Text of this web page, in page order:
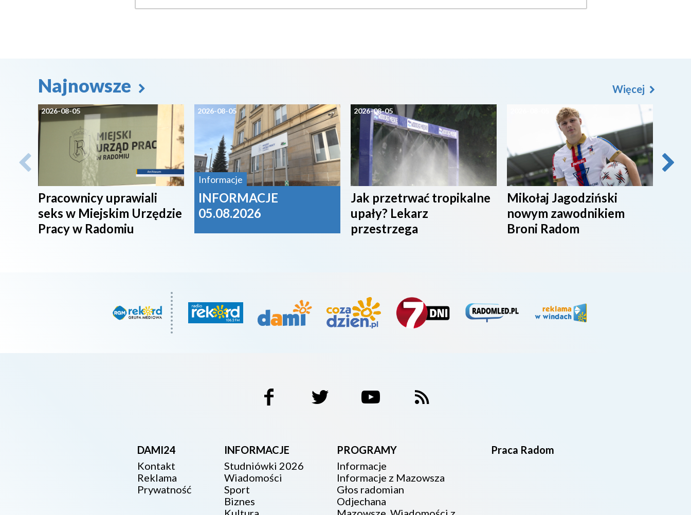
Najnowsze
2026-08-05
Pracownicy uprawiali
seks w Miejskim Urzędzie
Pracy w Radomiu
2026-08-05
Informacje
INFORMACJE
05.08.2026
2026-08-05
Jak przetrwać tropikalne
upały? Lekarz
przestrzega
Mikołaj Jagodziński
nowym zawodnikiem
Broni Radom
Więcej
DAMI24
Kontakt
Reklama
Prywatność
INFORMACJE
Studniówki 2026
Wiadomości
Sport
Biznes
PROGRAMY
Informacje
Informacje z Mazowsza
Głos radomian
Odjechana
Praca Radom